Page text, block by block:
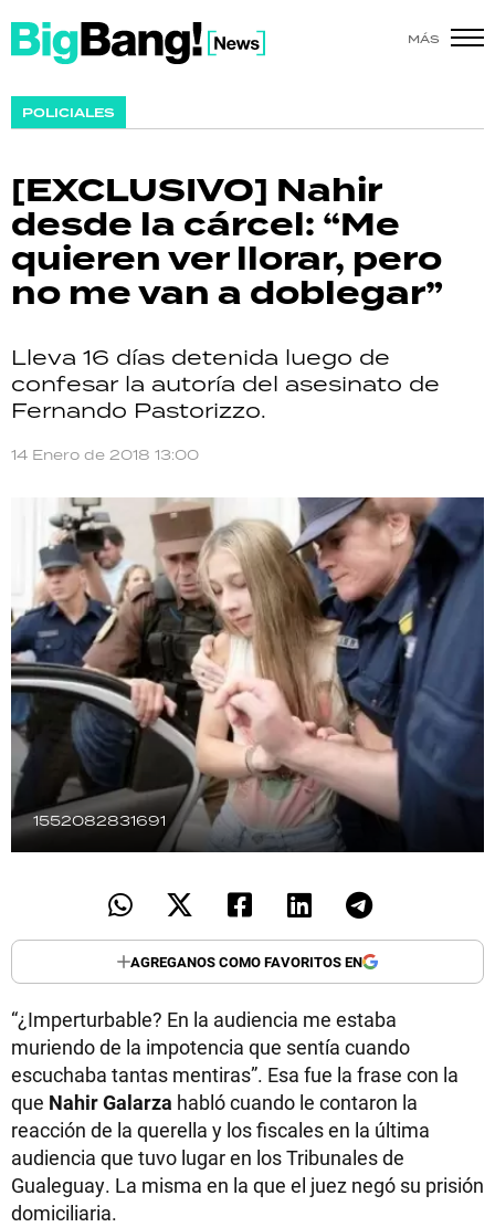
MÁS
POLICIALES
[EXCLUSIVO] Nahir
desde la cárcel: “Me
quieren ver llorar, pero
no me van a doblegar”
Lleva 16 días detenida luego de
confesar la autoría del asesinato de
Fernando Pastorizzo.
14 Enero de 2018 13:00
1552082831691
AGREGANOS COMO FAVORITOS EN
“¿Imperturbable? En la audiencia me estaba
muriendo de la impotencia que sentía cuando
escuchaba tantas mentiras”. Esa fue la frase con la
que Nahir Galarza habló cuando le contaron la
reacción de la querella y los fiscales en la última
audiencia que tuvo lugar en los Tribunales de
Gualeguay. La misma en la que el juez negó su prisión
domiciliaria.
SHOW
ACTUALIDAD
POLICIALES
ECONOMÍA
GRAN HERMANO
SALUD
DEPORTES
TECNOLOGÍA
RECETAS
PALABRAS
HORÓSCOPO
Seguinos